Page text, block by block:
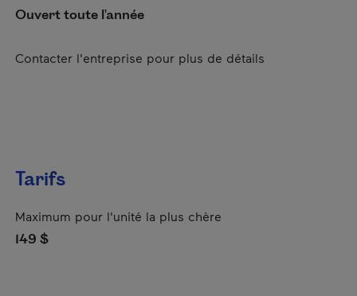
Ouvert toute l'année
Contacter l'entreprise pour plus de détails
Tarifs
Maximum pour l'unité la plus chère
149 $